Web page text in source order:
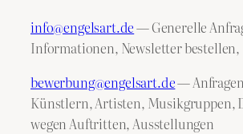
info@engelsart.de— Generelle
Informationen, Newsletter
bewerbung@engelsart.de—
Künstlern, Artisten, Musikgruppen,
wegen Auftritten, Ausstellungen